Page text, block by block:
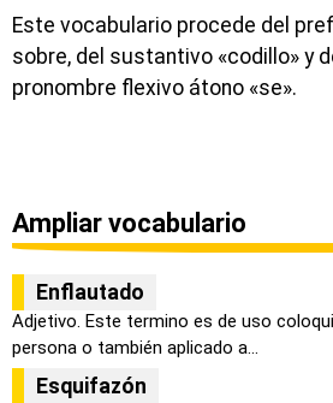
Este vocabulario procede del
sobre, del sustantivo «codillo» y
pronombre flexivo átono «se».
Ampliar vocabulario
Enflautado
Adjetivo. Este termino es de uso
persona o también aplicado a...
Esquifazón